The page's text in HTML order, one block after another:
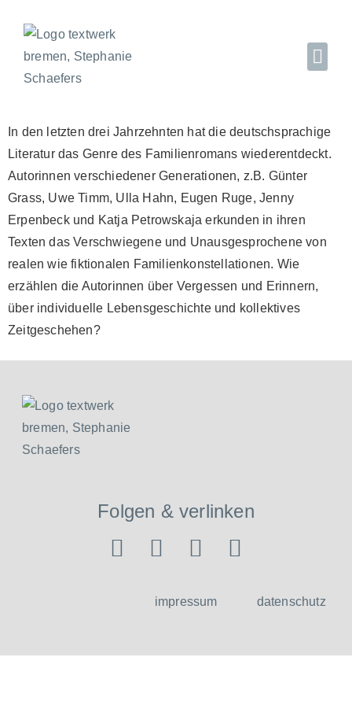
In den letzten drei Jahrzehnten hat die deutschsprachige
Literatur das Genre des Familienromans wiederentdeckt.
Autorinnen verschiedener Generationen, z.B. Günter
Grass, Uwe Timm, Ulla Hahn, Eugen Ruge, Jenny
Erpenbeck und Katja Petrowskaja erkunden in ihren
Texten das Verschwiegene und Unausgesprochene von
realen wie fiktionalen Familienkonstellationen. Wie
erzählen die Autorinnen über Vergessen und Erinnern,
über individuelle Lebensgeschichte und kollektives
Zeitgeschehen?
Folgen & verlinken
impressum datenschutz